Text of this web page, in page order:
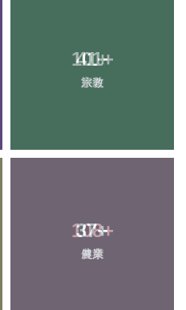
101+
旅遊
37+
農業